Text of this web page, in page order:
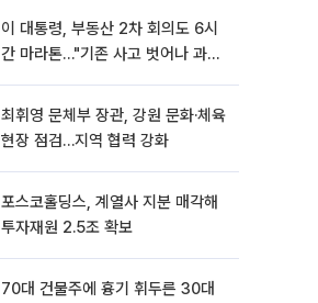
이 대통령, 부동산 2차 회의도 6시
간 마라톤…"기존 사고 벗어나 과감
최휘영 문체부 장관, 강원 문화·체육
현장 점검…지역 협력 강화
포스코홀딩스, 계열사 지분 매각해
투자재원 2.5조 확보
70대 건물주에 흉기 휘두른 30대